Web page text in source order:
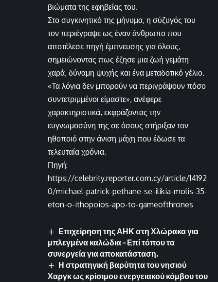
βιώματα της εφηβείας του.
Στο συγκινητικό της μήνυμα, η σύζυγός του
τον περιέγραψε ως έναν άνθρωπο που
αποτέλεσε πηγή έμπνευσης για όλους,
σημειώνοντας πως έζησε μια ζωή γεμάτη
χαρά, δύναμη ψυχής και ένα μεταδοτικό γέλιο.
«Τα λόγια δεν μπορούν να περιγράψουν πόσο
συντετριμμένοι είμαστε», ανέφερε
χαρακτηριστικά, εκφράζοντας την
ευγνωμοσύνη της σε όσους στήριξαν τον
ηθοποιό στην άνιση μάχη που έδωσε τα
τελευταία χρόνια.
Πηγή:
https://celebrity.reporter.com.cy/article/14192
0/michael-patrick-pethane-se-ilikia-molis-35-
eton-o-ithopoios-apo-to-gameofthrones
Επιχείρηση της ΑΗΚ στη Χλώρακα για
μπλεγμένα καλώδια – Επί τόπου τα
συνεργεία για αποκατάσταση.
Η στρατηγική βαρύτητα του νησιού
Χαργκ ως κρίσιμου ενεργειακού κόμβου του